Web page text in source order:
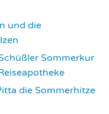
und die
Sommerkur
die Sommerhitze